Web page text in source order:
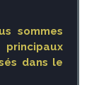
sommes
dans le